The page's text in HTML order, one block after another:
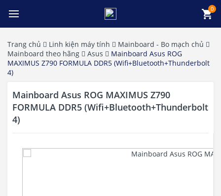
Trang chủ Linh kiện máy tính
Mainboard - Bo mạch chủ
Mainboard theo hãng
Asus
Mainboard Asus ROG
MAXIMUS Z790 FORMULA DDR5 (Wifi+Bluetooth+Thunderbolt
4)
Mainboard Asus ROG MAXIMUS Z790
FORMULA DDR5 (Wifi+Bluetooth+Thunderbolt
4)
0